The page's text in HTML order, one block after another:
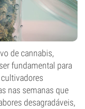
de cannabis,
fundamental para
nas semanas que
desagradáveis,